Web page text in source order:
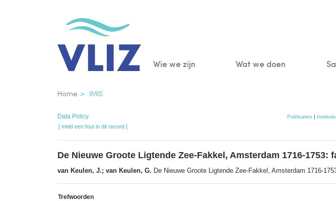
Main
Wie we zijn Wat we doen
Kruimelpad
Home IMIS
Data Policy Publicaties|
[ meld een fout in dit record ]
De Nieuwe Groote Ligtende Zee-Fakkel, Amsterdam 1716-
van Keulen, J.; van Keulen, G. De Nieuwe Groote Ligtende Zee-Fakkel, Amsterdam 1716-
Trefwoorden